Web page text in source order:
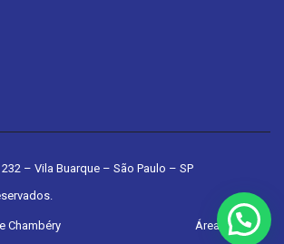
– Vila Buarque – São Paulo – SP
Chambéry Área do Aluno